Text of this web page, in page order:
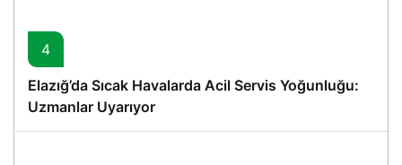
4
Elazığ’da Sıcak Havalarda Acil Servis Yoğunluğu:
Uzmanlar Uyarıyor